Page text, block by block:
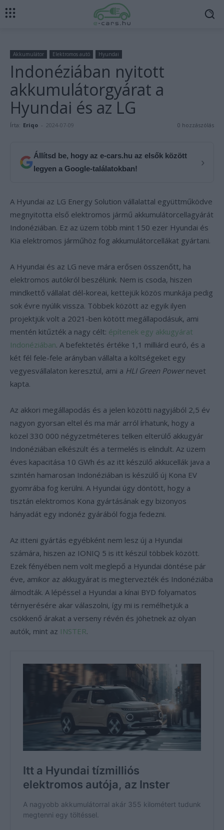
Akkumulátor Elektromos autó Hyundai
Indonéziában nyitott
akkumulátorgyárat a
Hyundai és az LG
Írta: Eriqo - 2024-07-09 0 hozzászólás
Állítsd be, hogy az e-cars.hu az elsők között
legyen a Google-találatokban!
›
A Hyundai az LG Energy Solution vállalattal együttműködve
megnyitotta első elektromos jármű akkumulátorcellagyárát
Indonéziában. Ez az üzem több mint 150 ezer Hyundai és
Kia elektromos járműhöz fog akkumulátorcellákat gyártani.
A Hyundai és az LG neve mára erősen összenőtt, ha
elektromos autókról beszélünk. Nem is csoda, hiszen
mindkettő vállalat dél-koreai, kettejük közös munkája pedig
sok évre nyúlik vissza. Többek között az egyik ilyen
projektjük volt a 2021-ben kötött megállapodásuk, ami
mentén kitűzték a nagy célt: építenek egy akkugyárat
Indonéziában. A befektetés értéke 1,1 milliárd euró, és a
két fél fele-fele arányban vállalta a költségeket egy
vegyesvállalaton keresztül, ami a HLI Green Powernevet
kapta.
Az akkori megállapodás és a jelen közötti nagyjából 2,5 év
nagyon gyorsan eltel és ma már arról írhatunk, hogy a
közel 330 000 négyzetméteres telken elterülő akkugyár
Indonéziában elkészült és a termelés is elindult. Az üzem
éves kapacitása 10 GWh és az itt készülő akkucellák java a
szintén hamarosan Indonéziában is készülő új Kona EV
gyomrába fog kerülni. A Hyundai úgy döntött, hogy a
tisztán elektromos Kona gyártásának egy bizonyos
hányadát egy indonéz gyárából fogja fedezni.
Az itteni gyártás egyébként nem lesz új a Hyundai
számára, hiszen az IONIQ 5 is itt készül többek között.
Ezek fényében nem volt meglepő a Hyundai döntése pár
éve, amikor az akkugyárat is megtervezték és Indonéziába
álmodták. A lépéssel a Hyundai a kínai BYD folyamatos
térnyerésére akar válaszolni, így mi is remélhetjük a
csökkenő árakat a verseny révén és jöhetnek az olyan
autók, mint az INSTER.